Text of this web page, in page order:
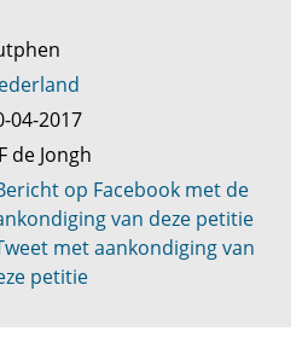
04-2017
de Jongh
op Facebook met de
van deze petitie
met aankondiging van
petitie